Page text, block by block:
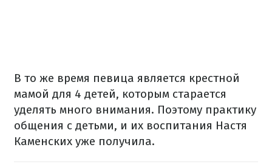
В то же время певица является крестной
мамой для 4 детей, которым старается
уделять много внимания. Поэтому практику
общения с детьми, и их воспитания Настя
Каменских уже получила.